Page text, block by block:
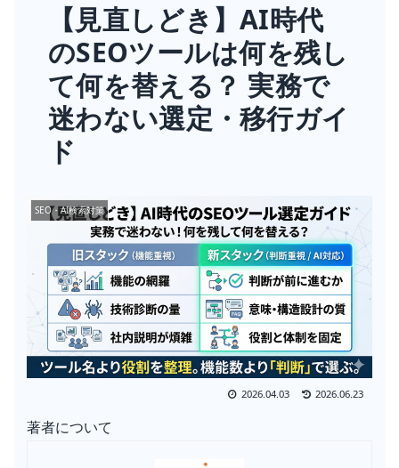
【見直しどき】AI時代
のSEOツールは何を残し
て何を替える？ 実務で
迷わない選定・移行ガイ
ド
SEO・AI検索対策
2026.04.03 2026.06.23
著者について